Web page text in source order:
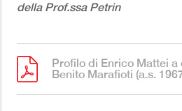
della Prof.ssa Petrin
Profilo di Enrico Mattei
Benito Marafioti (a.s.